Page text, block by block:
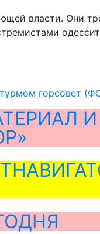
власти. Они
горсовет